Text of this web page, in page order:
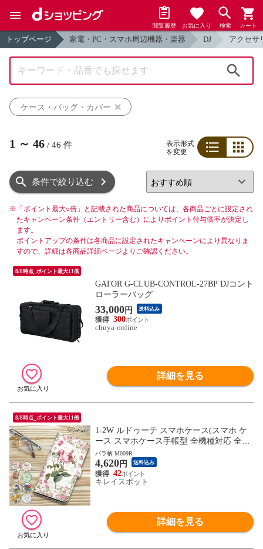
閲覧履歴 お気に入り 検索 カート
トップページ 家電・PC・スマホ周辺機器・楽器 DJ アクセサ
ケース・バッグ・カバー
1 ～ 46 / 46 件
表示形式
を変更
条件で絞り込む
※ 「ポイント最大○倍」と記載された商品については、各商品ごとに設定され
たキャンペーン条件（エントリー含む）によりポイント付与倍率が決定し
ます。
ポイントアップの条件は各商品に設定されたキャンペーンにより異なりま
すので、詳細は各商品詳細ページよりご確認ください。
8/8時点_ポイント最大11倍
GATOR G-CLUB-CONTROL-27BP DJコント
ローラーバッグ
33,000円 送料込み
300
chuya-online
詳細を見る
8/8時点_ポイント最大11倍
1-2W ルドゥーテ スマホケース(スマホ ケ
ース スマホケース手帳型 全機種対応 全機
種 花柄 フラワーモチーフ かわいい) ※1枚
目の画像は代表イメージのため色・柄が異
なる場合がございます。2枚目以降の画像
でご希望の色・柄をご確認下さい。
バラ柄 M009R
4,620円 送料込み
42
キレイスポット
詳細を見る